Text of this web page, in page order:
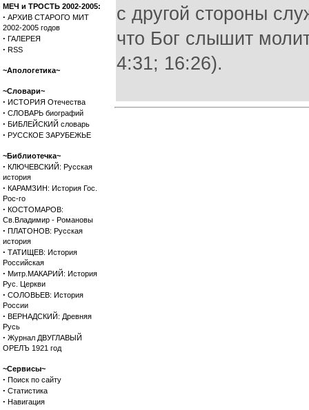
МЕЧ и ТРОСТЬ 2002-2005:
· АРХИВ СТАРОГО МИТ
2002-2005 годов
· ГАЛЕРЕЯ
· RSS
~Апологетика~
~Словари~
· ИСТОРИЯ Отечества
· СЛОВАРЬ биографий
· БИБЛЕЙСКИЙ словарь
· РУССКОЕ ЗАРУБЕЖЬЕ
~Библиотечка~
· КЛЮЧЕВСКИЙ: Русская
история
· КАРАМЗИН: История Гос.
Рос-го
· КОСТОМАРОВ:
Св.Владимир - Романовы
· ПЛАТОНОВ: Русская
история
· ТАТИЩЕВ: История
Российская
· Митр.МАКАРИЙ: История
Рус. Церкви
· СОЛОВЬЕВ: История
России
· ВЕРНАДСКИЙ: Древняя
Русь
· Журнал ДВУГЛАВЫЙ
ОРЕЛЪ 1921 год
~Сервисы~
· Поиск по сайту
· Статистика
· Навигация
с другой стороны
что Бог слышит
4:31; 16:26).